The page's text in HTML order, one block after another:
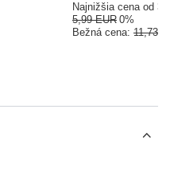
Najnižšia cena od
5,99 EUR 0%
Bežná cena: 11,73